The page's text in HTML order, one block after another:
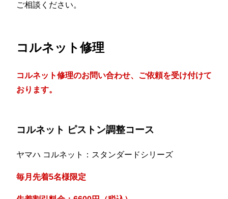
ご相談ください。
コルネット修理
コルネット修理のお問い合わせ、ご依頼を受け付けて
おります。
コルネット ピストン調整コース
ヤマハ コルネット：スタンダードシリーズ
毎月先着5名様限定